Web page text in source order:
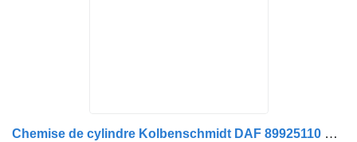
Chemise de cylindre Kolbenschmidt DAF 89925110 pour camion DAF MX13